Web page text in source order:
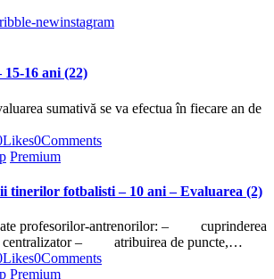
newinstagram
16 ani (22)
sumativă se va efectua în fiecare an de
Likes0Comments
Premium
tinerilor fotbalisti – 10 ani – Evaluarea (2)
profesorilor-antrenorilor: – cuprinderea
centralizator – atribuirea de puncte,…
Likes0Comments
Premium